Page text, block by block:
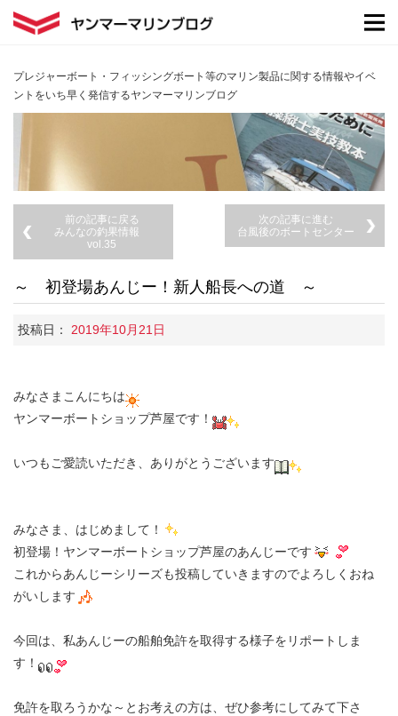
プレジャーボート・フィッシングボート等のマリン製品に関する情報やイベ
ントをいち早く発信するヤンマーマリンブログ
前の記事に戻る
みんなの釣果情報
vol.35
次の記事に進む
台風後のボートセンター
～ 初登場あんじー！新人船長への道 ～
投稿日： 2019年10月21日
みなさまこんにちは
ヤンマーボートショップ芦屋です！
いつもご愛読いただき、ありがとうございます
みなさま、はじめまして！
初登場！ヤンマーボートショップ芦屋のあんじーです
これからあんじーシリーズも投稿していきますのでよろしくおね
がいします
今回は、私あんじーの船舶免許を取得する様子をリポートしま
す！
免許を取ろうかな～とお考えの方は、ぜひ参考にしてみて下さ